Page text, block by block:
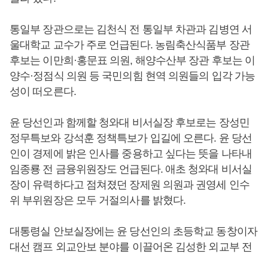
통일부 장관으로는 김천식 전 통일부 차관과 김병연 서
울대학교 교수가 주로 언급된다. 농림축산식품부 장관
후보는 이만희·홍문표 의원, 해양수산부 장관 후보는 이
양수·정점식 의원 등 국민의힘 현역 의원들의 입각 가능
성이 떠오른다.
윤 당선인과 함께할 청와대 비서실장 후보로는 장성민
정무특보와 강석훈 정책특보가 입길에 오른다. 윤 당선
인이 경제에 밝은 인사를 중용하고 싶다는 뜻을 나타내
임종룡 전 금융위원장도 언급된다. 애초 청와대 비서실
장이 유력하다고 점쳐졌던 장제원 의원과 권영세 인수
위 부위원장은 모두 거절의사를 밝혔다.
대통령실 안보실장에는 윤 당선인의 초등학교 동창이자
대선 캠프 외교안보 분야를 이끌어온 김성한 외교부 전